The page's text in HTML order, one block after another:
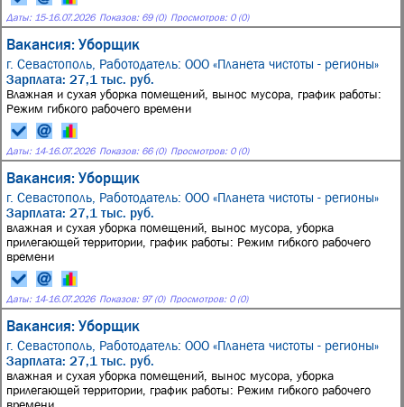
Даты: 15-16.07.2026 Показов: 69 (0) Просмотров: 0 (0)
Вакансия: Уборщик
г. Севастополь, Работодатель: ООО «Планета чистоты - регионы»
Зарплата: 27,1 тыс. руб.
Влажная и сухая уборка помещений, вынос мусора, график работы:
Режим гибкого рабочего времени
Даты: 14-16.07.2026 Показов: 66 (0) Просмотров: 0 (0)
Вакансия: Уборщик
г. Севастополь, Работодатель: ООО «Планета чистоты - регионы»
Зарплата: 27,1 тыс. руб.
влажная и сухая уборка помещений, вынос мусора, уборка
прилегающей территории, график работы: Режим гибкого рабочего
времени
Даты: 14-16.07.2026 Показов: 97 (0) Просмотров: 0 (0)
Вакансия: Уборщик
г. Севастополь, Работодатель: ООО «Планета чистоты - регионы»
Зарплата: 27,1 тыс. руб.
влажная и сухая уборка помещений, вынос мусора, уборка
прилегающей территории, график работы: Режим гибкого рабочего